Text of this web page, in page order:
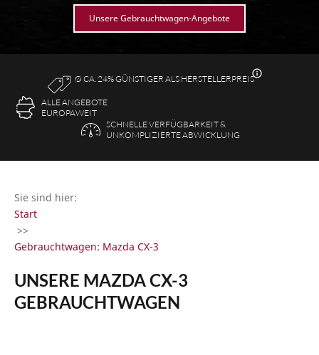
Unsere Gebrauchtwagen-Angebote
Ø CA. 24% GÜNSTIGER ALS HERSTELLERPREIS
ALLE ANGEBOTE
EUROPA­WEIT
SCHNELLE VERFÜGBARKEIT &
UNKOMPLIZIERTE ABWICKLUNG
Sie sind hier:
Start
>>
Gebrauchtwagen: Mazda CX-3
UNSERE MAZDA CX-3
GEBRAUCHTWAGEN